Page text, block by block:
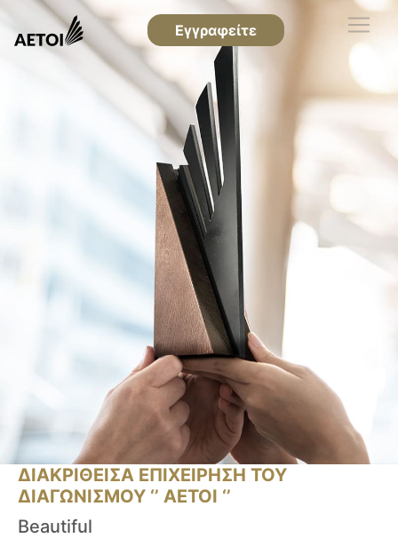
Εγγραφείτε
ΔΙΑΚΡΙΘΕΙΣΑ ΕΠΙΧΕΙΡΗΣΗ ΤΟΥ
ΔΙΑΓΩΝΙΣΜΟΥ ‘’ ΑΕΤΟΙ ‘’
Beautiful